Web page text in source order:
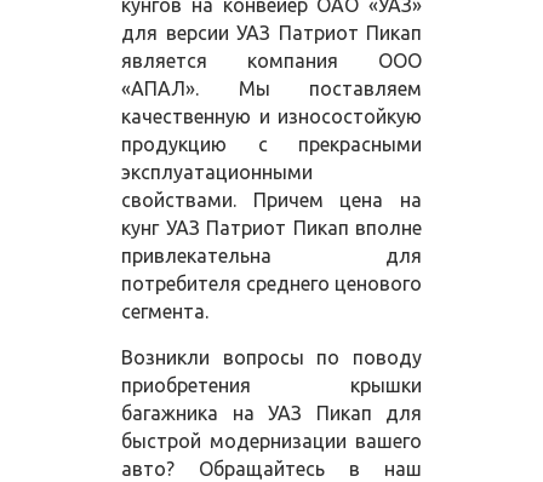
кунгов на конвейер ОАО «УАЗ»
для версии УАЗ Патриот Пикап
является компания ООО
«АПАЛ». Мы поставляем
качественную и износостойкую
продукцию с прекрасными
эксплуатационными
свойствами. Причем цена на
кунг УАЗ Патриот Пикап вполне
привлекательна для
потребителя среднего ценового
сегмента.
Возникли вопросы по поводу
приобретения крышки
багажника на УАЗ Пикап для
быстрой модернизации вашего
авто? Обращайтесь в наш